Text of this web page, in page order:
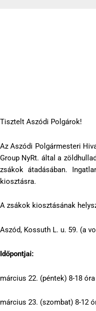
Tisztelt Aszódi Polgárok!
Az Aszódi Polgármesteri
Group NyRt. által a
zsákok átadásában.
kiosztásra.
A zsákok kiosztásának
Aszód, Kossuth L. u. 59. (a
Időpontjai:
március 22. (péntek) 8-18
március 23. (szombat) 8-12